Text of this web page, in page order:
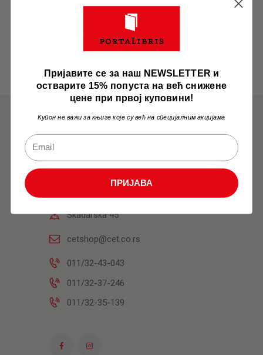
NAJČEŠĆA PITANJA U VEZI SA
Knjižara
Radnim danima: 10h-18h Subotom: 9h-14h
Skadarska 45
cetshop@cet.co.rs
011/32-43-043
011/32-37-246
011/32-35-139
Пријавите се за наш NEWSLETTER и
остварите 15% попуста на већ снижене
цене при првој куповини!
Купон не важи за књиге које су већ на специјалним акцијама
ПРИЈАВА